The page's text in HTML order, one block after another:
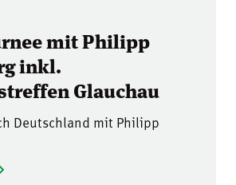
mit Philipp
inkl.
Glauchau
Deutschland mit Philipp